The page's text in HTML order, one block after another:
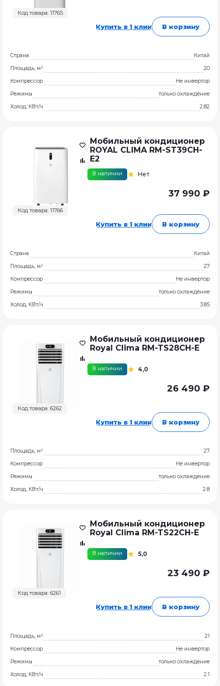
Код товара: 11765
Купить в 1 клик В корзину
Страна
Китай
Площадь, м²
20
Компрессор
Не инвертор
Режимы
только охлаждение
Холод, КВт/ч
2.82
Код товара: 11766
Мобильный кондиционер
ROYAL CLIMA RM-ST39CH-
E2
В наличии Нет
37 990 ₽
Купить в 1 клик В корзину
Страна
Китай
Площадь, м²
27
Компрессор
Не инвертор
Режимы
только охлаждение
Холод, КВт/ч
3.85
Код товара: 6262
Мобильный кондиционер
Royal Clima RM-TS28CH-E
В наличии 4,0
26 490 ₽
Купить в 1 клик В корзину
Площадь, м²
27
Компрессор
Не инвертор
Режимы
только охлаждение
Холод, КВт/ч
2.8
Код товара: 6261
Мобильный кондиционер
Royal Clima RM-TS22CH-E
В наличии 5,0
23 490 ₽
Купить в 1 клик В корзину
Площадь, м²
21
Компрессор
Не инвертор
Режимы
только охлаждение
Холод, КВт/ч
2.1